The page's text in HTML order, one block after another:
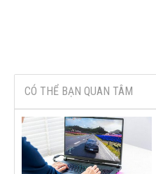
CÓ THỂ BẠN QUAN TÂM